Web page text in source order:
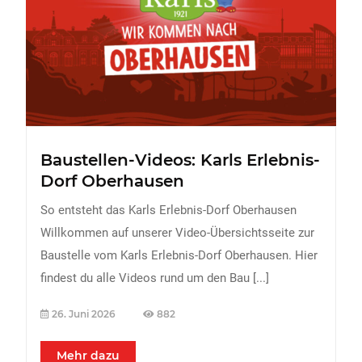
FREIZEIT
Veranstaltungen
Essen & Trinken
URLAUB
Baustellen-Videos: Karls Erlebnis-
Dorf Oberhausen
So entsteht das Karls Erlebnis-Dorf Oberhausen
Willkommen auf unserer Video-Übersichtsseite zur
Baustelle vom Karls Erlebnis-Dorf Oberhausen. Hier
findest du alle Videos rund um den Bau [...]
26. Juni 2026 882
Mehr dazu